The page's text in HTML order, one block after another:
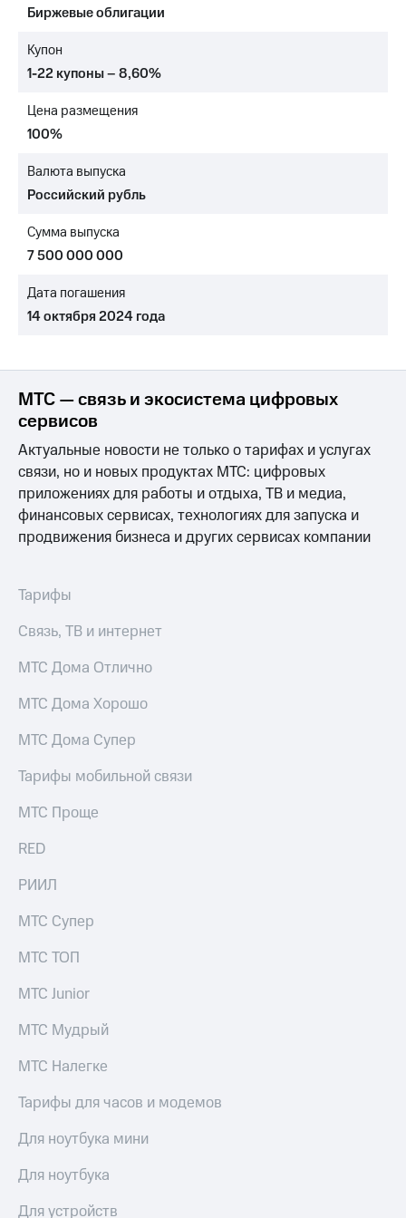
Достижения
Интервью
отчетность
Контакты
Новости
в
и акционерам
Корпоративное
Корпоративный
секретарь
Раскрытие
информации
Информация
акционерам
Документы
ПАО
"МТС"
Собрания
акционеров
капитал
и
Рынок
Описание
Программа
Порядок
выкупа
Описание
Уведомление
погашении
облигаций
Реквизиты
Контакты
развитие
деловая этика
На главную
Биржевые облигации
Купон
1-22 купоны – 8,60%
Цена размещения
100%
Валюта выпуска
Российский рубль
Сумма выпуска
7 500 000 000
Дата погашения
14 октября 2024 года
МТС — связь и экосистема цифровых
сервисов
Актуальные новости не только о тарифах и услугах
связи, но и новых продуктах МТС: цифровых
приложениях для работы и отдыха, ТВ и медиа,
финансовых сервисах, технологиях для запуска и
продвижения бизнеса и других сервисах компании
Тарифы
Связь, ТВ и интернет
МТС Дома Отлично
МТС Дома Хорошо
МТС Дома Супер
Тарифы мобильной связи
МТС Проще
RED
РИИЛ
МТС Супер
МТС ТОП
МТС Junior
МТС Мудрый
МТС Налегке
Тарифы для часов и модемов
Для ноутбука мини
Для ноутбука
Для устройств